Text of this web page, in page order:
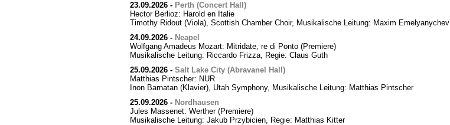
23.09.2026- Perth (Concert Hall)
Hector Berlioz: Harold en Italie
Timothy Ridout (Viola), Scottish Chamber Choir, Musikalische Leitung: Maxim Emelyanychev
24.09.2026- Neapel
Wolfgang Amadeus Mozart: Mitridate, re di Ponto (Premiere)
Musikalische Leitung: Riccardo Frizza, Regie: Claus Guth
25.09.2026- Salt Lake City (Abravanel Hall)
Matthias Pintscher: NUR
Inon Barnatan (Klavier), Utah Symphony, Musikalische Leitung: Matthias Pintscher
25.09.2026- Nordhausen
Jules Massenet: Werther (Premiere)
Musikalische Leitung: Jakub Przybicien, Regie: Matthias Kitter